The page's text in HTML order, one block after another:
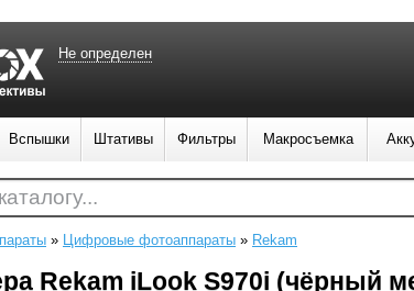
» Цифровые фотоаппараты » Rekam
Rekam iLook S970i (чёрный
Не определен
Вспышки Штативы Фильтры Макросъемка